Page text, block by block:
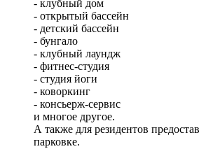
- клубный дом
- открытый бассейн
- детский бассейн
- бунгало
- клубный лаундж
- фитнес-студия
- студия йоги
- коворкинг
- консьерж-сервис
и многое другое.
А также для резидентов
парковке.